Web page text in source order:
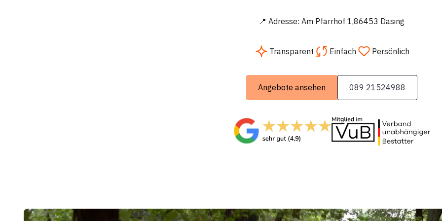
📍 Adresse: Am Pfarrhof 1,86453 Dasing
Transparent Einfach Persönlich
Angebote ansehen 089 21524988